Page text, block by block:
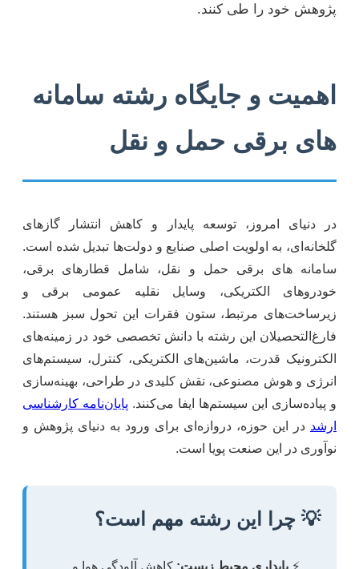
پژوهش خود را طی کنند.
اهمیت و جایگاه رشته سامانه
های برقی حمل و نقل
در دنیای امروز، توسعه پایدار و کاهش انتشار گازهای
گلخانه‌ای، به اولویت اصلی صنایع و دولت‌ها تبدیل شده است.
سامانه های برقی حمل و نقل، شامل قطارهای برقی،
خودروهای الکتریکی، وسایل نقلیه عمومی برقی و
زیرساخت‌های مرتبط، ستون فقرات این تحول سبز هستند.
فارغ‌التحصیلان این رشته با دانش تخصصی خود در زمینه‌های
الکترونیک قدرت، ماشین‌های الکتریکی، کنترل، سیستم‌های
انرژی و هوش مصنوعی، نقش کلیدی در طراحی، بهینه‌سازی
و پیاده‌سازی این سیستم‌ها ایفا می‌کنند.پایان‌نامه کارشناسی
ارشد در این حوزه، دروازه‌ای برای ورود به دنیای پژوهش و
نوآوری در این صنعت پویا است.
💡 چرا این رشته مهم است؟
پایداری محیط زیست:کاهش آلودگی هوا و